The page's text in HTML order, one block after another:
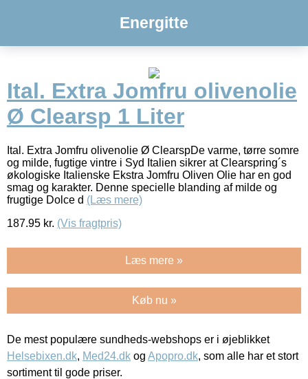
Energitte
Ital. Extra Jomfru olivenolie
Ø Clearsp 1 Liter
Ital. Extra Jomfru olivenolie Ø ClearspDe varme, tørre somre
og milde, fugtige vintre i Syd Italien sikrer at Clearspring´s
økologiske Italienske Ekstra Jomfru Oliven Olie har en god
smag og karakter. Denne specielle blanding af milde og
frugtige Dolce d (Læs mere)
187.95 kr. (Vis fragtpris)
Læs mere »
Køb nu »
De mest populære sundheds-webshops er i øjeblikket
Helsebixen.dk, Med24.dk og Apopro.dk, som alle har et stort
sortiment til gode priser.